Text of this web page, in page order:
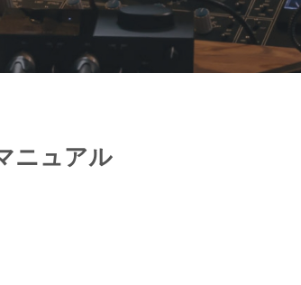
ニュアル